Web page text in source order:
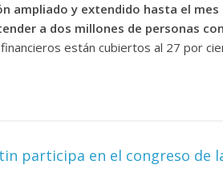
ampliado y extendido hasta el
a dos millones de personas
están cubiertos al 27 por
participa en el congreso de
29 diciembre, 2025